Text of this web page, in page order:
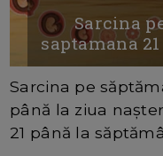
Sarcina
saptamana
Sarcina pe
până la ziua
21 până la